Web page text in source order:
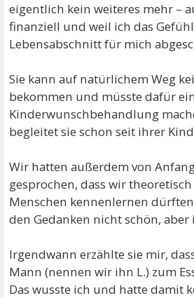
eigentlich kein weiteres mehr –
finanziell und weil ich das
Lebensabschnitt für mich
Sie kann auf natürlichem Weg
bekommen und müsste dafür
Kinderwunschbehandlung
begleitet sie schon seit ihrer
Wir hatten außerdem von
gesprochen, dass wir
Menschen kennenlernen
den Gedanken nicht schön,
Irgendwann erzählte sie mir,
Mann (nennen wir ihn L.) zum
Das wusste ich und hatte damit